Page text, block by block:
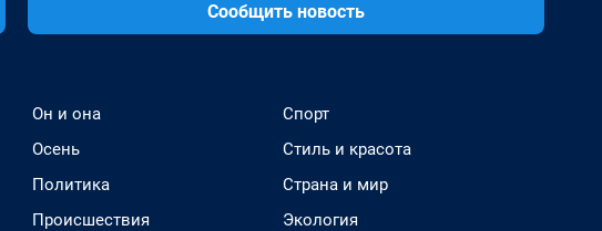
Сообщить новость
Он и она
Осень
Политика
Происшествия
Спорт
Стиль и красота
Страна и мир
Экология